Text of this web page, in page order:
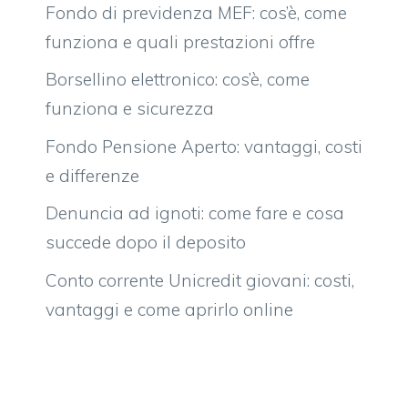
Fondo di previdenza MEF: cos’è, come
funziona e quali prestazioni offre
Borsellino elettronico: cos’è, come
funziona e sicurezza
Fondo Pensione Aperto: vantaggi, costi
e differenze
Denuncia ad ignoti: come fare e cosa
succede dopo il deposito
Conto corrente Unicredit giovani: costi,
vantaggi e come aprirlo online